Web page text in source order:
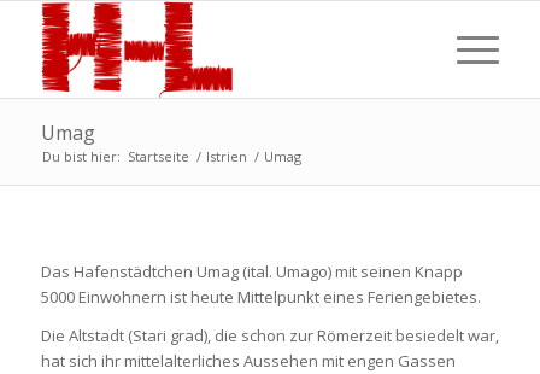
Umag
Du bist hier: Startseite / Istrien / Umag
Das Hafenstädtchen Umag (ital. Umago) mit seinen Knapp
5000 Einwohnern ist heute Mittelpunkt eines Feriengebietes.
Die Altstadt (Stari grad), die schon zur Römerzeit besiedelt war,
hat sich ihr mittelalterliches Aussehen mit engen Gassen